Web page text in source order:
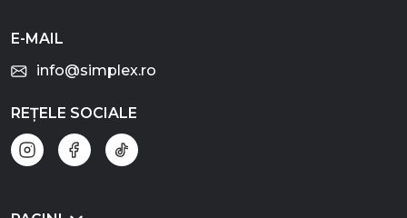
E-MAIL
info@simplex.ro
REȚELE SOCIALE